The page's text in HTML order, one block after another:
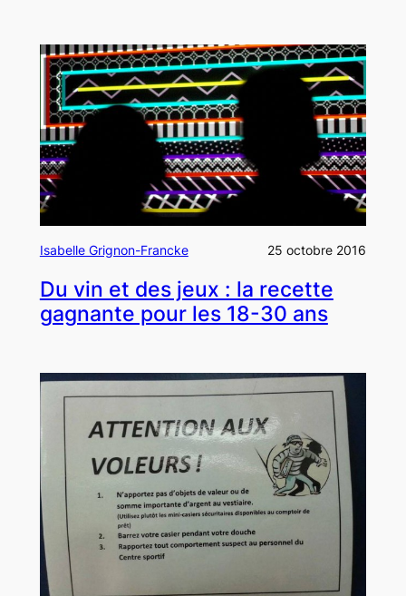
Isabelle Grignon-Francke 25 octobre 2016
Du vin et des jeux : la recette
gagnante pour les 18-30 ans